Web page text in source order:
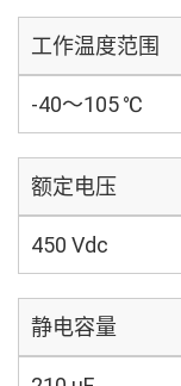
工作温度范围
-40～105 ℃
额定电压
450 Vdc
静电容量